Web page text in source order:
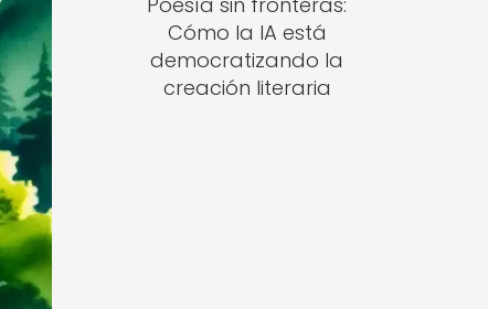
Cómo la IA está
democratizando la
creación literaria